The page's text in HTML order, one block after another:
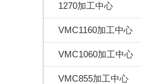
1270加工中心
VMC1160加工中心
VMC1060加工中心
VMC855加工中心